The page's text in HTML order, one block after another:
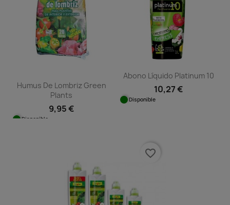
Humus De Lombriz Green
Plants
9,95 €
Disponible
Abono Líquido Platinum 10
10,27 €
Disponible
favorite_border